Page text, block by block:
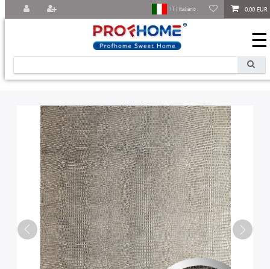
0,00 EUR
IT | Italiano
☰